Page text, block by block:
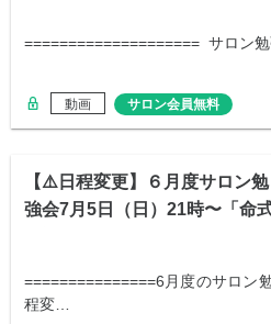
==================== サロン
動画 サロン会員無料
【⚠️日程変更】６月度サロン勉
強会7月5日（日）21時〜「命
===============6月度のサロン
程変…